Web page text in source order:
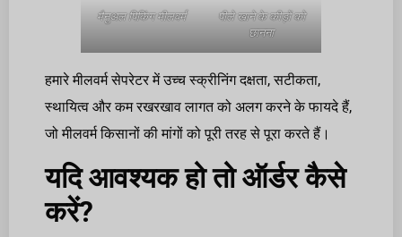
मैनुअल पिकिंग मीलवर्म
पीले खाने के कीड़ों को
छानना
हमारे मीलवर्म सेपरेटर में उच्च स्क्रीनिंग दक्षता, सटीकता,
स्थायित्व और कम रखरखाव लागत को अलग करने के फायदे हैं,
जो मीलवर्म किसानों की मांगों को पूरी तरह से पूरा करते हैं।
यदि आवश्यक हो तो ऑर्डर कैसे
करें?